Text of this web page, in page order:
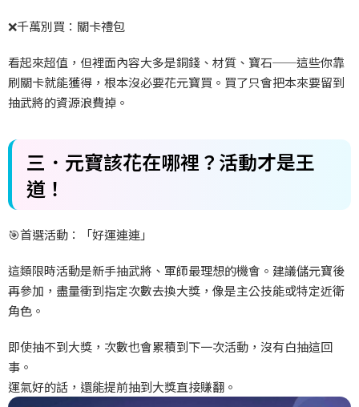
❌千萬別買：關卡禮包
看起來超值，但裡面內容大多是銅錢、材質、寶石──這些你靠
刷關卡就能獲得，根本沒必要花元寶買。買了只會把本來要留到
抽武將的資源浪費掉。
三．元寶該花在哪裡？活動才是王
道！
🎯首選活動：「好運連連」
這類限時活動是新手抽武將、軍師最理想的機會。建議儲元寶後
再參加，盡量衝到指定次數去換大獎，像是主公技能或特定近衛
角色。
即使抽不到大獎，次數也會累積到下一次活動，沒有白抽這回
事。
運氣好的話，還能提前抽到大獎直接賺翻。